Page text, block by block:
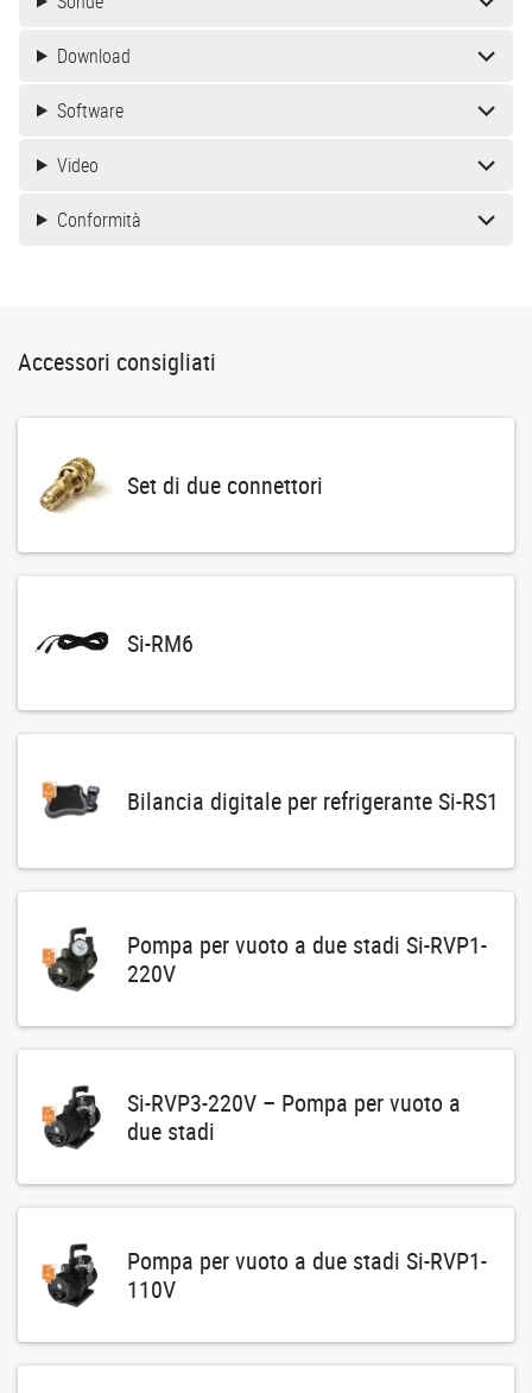
Download
Software
Video
Conformità
Accessori consigliati
Set di due connettori
Si-RM6
Bilancia digitale per refrigerante Si-RS1
Pompa per vuoto a due stadi Si-RVP1-
220V
Si-RVP3-220V – Pompa per vuoto a
due stadi
Pompa per vuoto a due stadi Si-RVP1-
110V